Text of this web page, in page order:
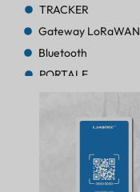
TRACKER
Gateway LoRaWAN
Bluetooth
PORTALE
TRACKER